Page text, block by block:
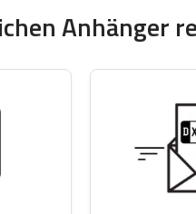
Anhänger